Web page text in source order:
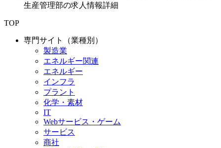
生産管理部の求人情報詳細
TOP
専門サイト（業種別）
製造業
エネルギー関連
エネルギー
インフラ
プラント
化学・素材
IT
Webサービス・ゲーム
サービス
商社